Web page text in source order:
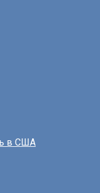
в США